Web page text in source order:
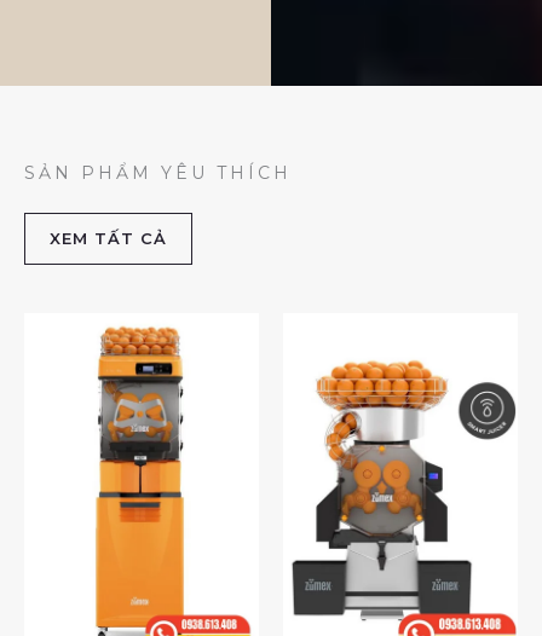
SẢN PHẨM YÊU THÍCH
XEM TẤT CẢ